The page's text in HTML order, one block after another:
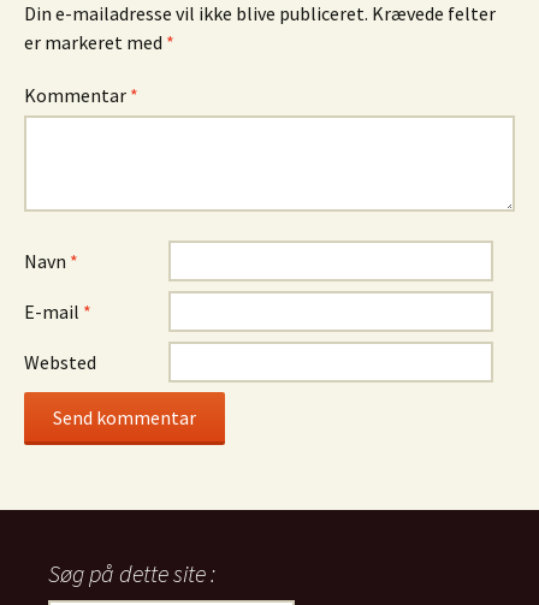
Din e-mailadresse vil ikke blive publiceret. Krævede felter
er markeret med *
Kommentar *
Navn *
E-mail *
Websted
Søg på dette site :